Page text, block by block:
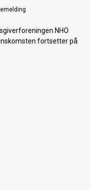
NHO
fortsetter på